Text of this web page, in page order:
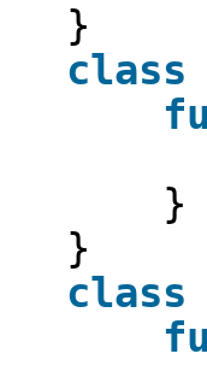
}
class
}
}
class